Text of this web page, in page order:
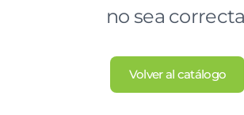
no sea
Volver al catálogo